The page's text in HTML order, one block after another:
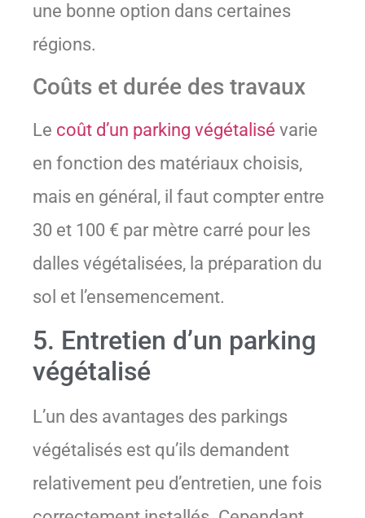
une bonne option dans certaines
régions.
Coûts et durée des travaux
Le coût d’un parking végétalisé varie
en fonction des matériaux choisis,
mais en général, il faut compter entre
30 et 100 € par mètre carré pour les
dalles végétalisées, la préparation du
sol et l’ensemencement.
5. Entretien d’un parking
végétalisé
L’un des avantages des parkings
végétalisés est qu’ils demandent
relativement peu d’entretien, une fois